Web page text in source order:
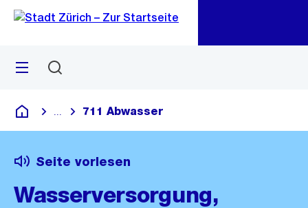
Navigation
Sprunglink
Menü
Deutsch
Blende alle Breadcrumbs ein
711 Abwasser
Seite vorlesen
Wasserversorgung,